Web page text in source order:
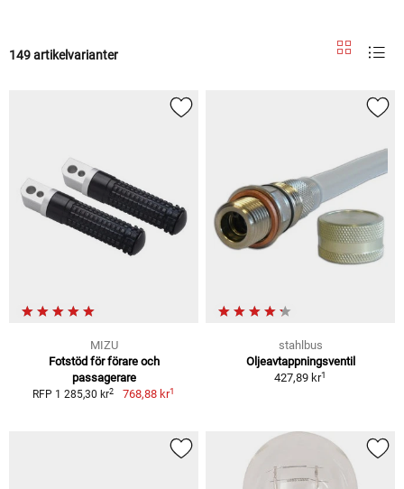
149 artikelvarianter
MIZU
Fotstöd för förare och
passagerare
RFP 1 285,30 kr2 768,88 kr1
stahlbus
Oljeavtappningsventil
427,89 kr1